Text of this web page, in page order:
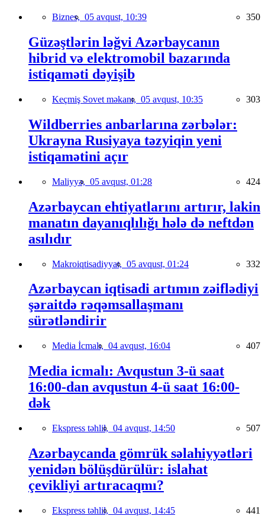
Biznes, 05 avqust, 10:39 350
Güzəştlərin ləğvi Azərbaycanın
hibrid və elektromobil bazarında
istiqaməti dəyişib
Keçmiş Sovet məkanı, 05 avqust, 10:35 303
Wildberries anbarlarına zərbələr:
Ukrayna Rusiyaya təzyiqin yeni
istiqamətini açır
Maliyyə, 05 avqust, 01:28 424
Azərbaycan ehtiyatlarını artırır, lakin
manatın dayanıqlılığı hələ də neftdən
asılıdır
Makroiqtisadiyyat, 05 avqust, 01:24 332
Azərbaycan iqtisadi artımın zəiflədiyi
şəraitdə rəqəmsallaşmanı
sürətləndirir
Media İcmalı, 04 avqust, 16:04 407
Media icmalı: Avqustun 3-ü saat
16:00-dan avqustun 4-ü saat 16:00-
dək
Ekspress təhlil, 04 avqust, 14:50 507
Azərbaycanda gömrük səlahiyyətləri
yenidən bölüşdürülür: islahat
çevikliyi artıracaqmı?
Ekspress təhlil, 04 avqust, 14:45 441